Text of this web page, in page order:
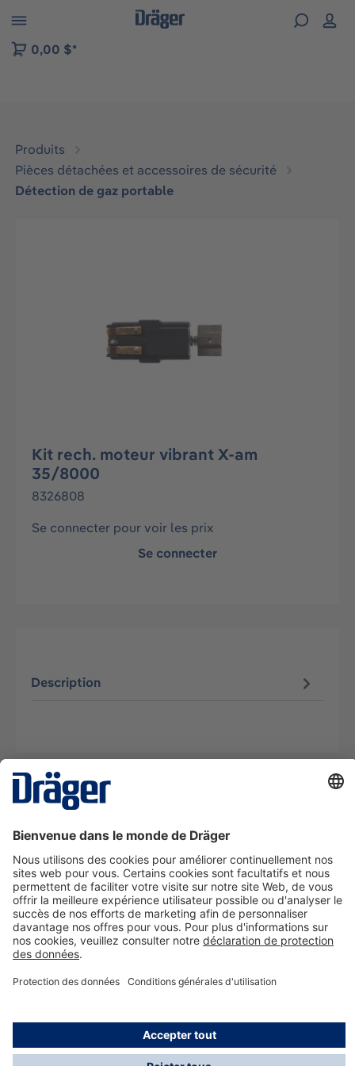
to B2B platform navigation
0,00 $*
Produits
Pièces détachées et accessoires de sécurité
Détection de gaz portable
Kit rech. moteur vibrant X-am
35/8000
8326808
Se connecter pour voir les prix
Se connecter
Description
La technologie
Nous contacter
A propos de Dräger
Informations
*Les taxes et les frais d'expédition ne sont pas inclus